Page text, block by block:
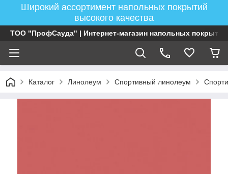
Широкий ассортимент напольных покрытий
высокого качества
ТОО "ПрофСауда" | Интернет-магазин напольных покрытий
Каталог Линолеум Спортивный линолеум